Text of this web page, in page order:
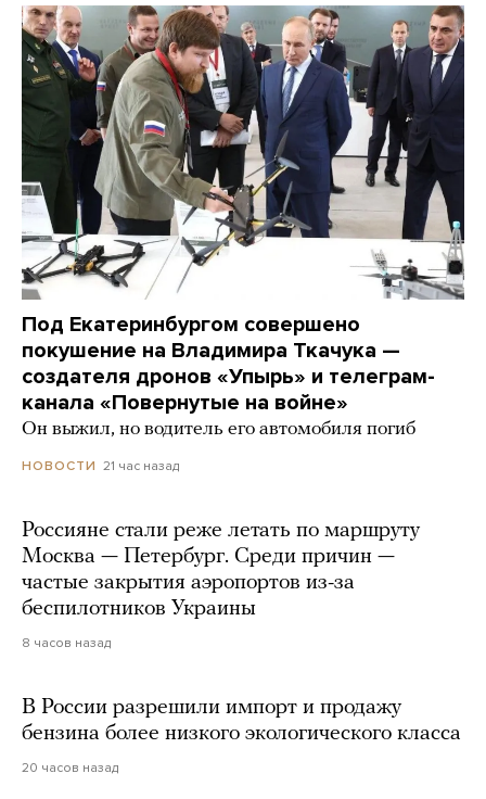
Под Екатеринбургом совершено
покушение на Владимира Ткачука —
создателя дронов «Упырь» и телеграм-
канала «Повернутые на войне»
Он выжил, но водитель его автомобиля погиб
НОВОСТИ 21 час назад
Россияне стали реже летать по маршруту
Москва — Петербург. Среди причин —
частые закрытия аэропортов из-за
беспилотников Украины
8 часов назад
В России разрешили импорт и продажу
бензина более низкого экологического класса
20 часов назад